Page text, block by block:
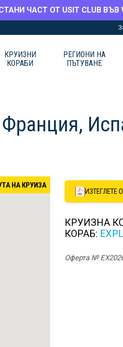
ЧАСТ ОТ USIT CLUB ВЪВ
КРУИЗНИ
КОРАБИ
РЕГИОНИ НА
ПЪТУВАНЕ
НА КРУИЗА
ИЗТЕГЛЕТЕ
КРУИЗНА
КОРАБ:
Оферта №